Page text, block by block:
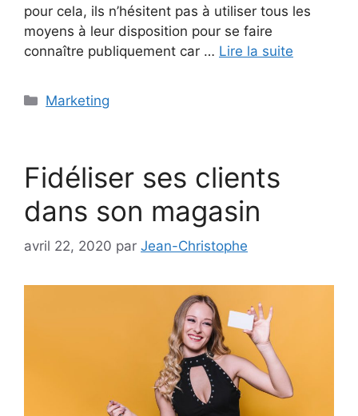
pour cela, ils n’hésitent pas à utiliser tous les
moyens à leur disposition pour se faire
connaître publiquement car … Lire la suite
Catégories
Marketing
Fidéliser ses clients
dans son magasin
avril 22, 2020 par Jean-Christophe